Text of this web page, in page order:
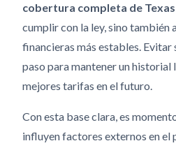
cobertura completa de Texas
cumplir con la ley, sino también
financieras más estables. Evitar
paso para mantener un historial
mejores tarifas en el futuro.
Con esta base clara, es
influyen factores externos en el